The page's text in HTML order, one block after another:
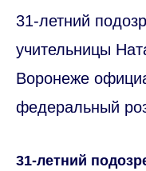
31-летний
учительницы
Воронеже
федеральный
31-летний